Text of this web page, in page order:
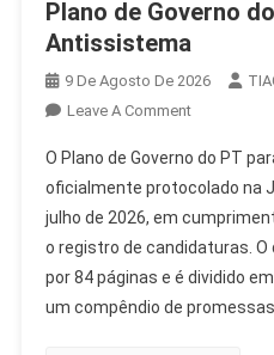
Plano de Governo
Antissistema
9 De Agosto De 2026
Leave A CommentOn
De
Governo
Do
PT
Apresenta
Lula
O Plano de Governo do PT
oficialmente protocolado na
julho de 2026, em
o registro de candidaturas.
por 84 páginas e é dividido
um compêndio de promessas